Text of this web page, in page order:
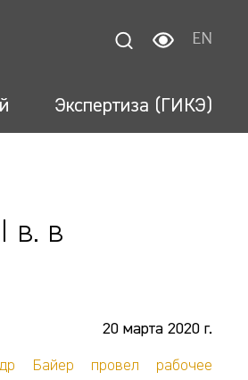
EN
Экспертиза (ГИКЭ)
в. в
20 марта 2020 г.
Байер провел рабочее